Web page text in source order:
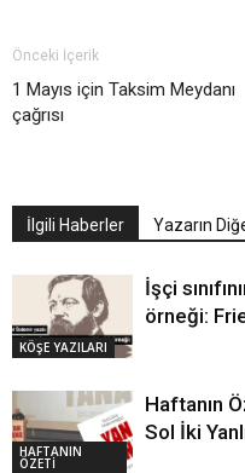
Önceki İçerik
1 Mayıs için Taksim Meydanı
çağrısı
İlgili Haberler Yazarın
KÖŞE YAZILARI
İşçi
örneği:
HAFTANIN
ÖZETİ
Haftanın
Sol İki